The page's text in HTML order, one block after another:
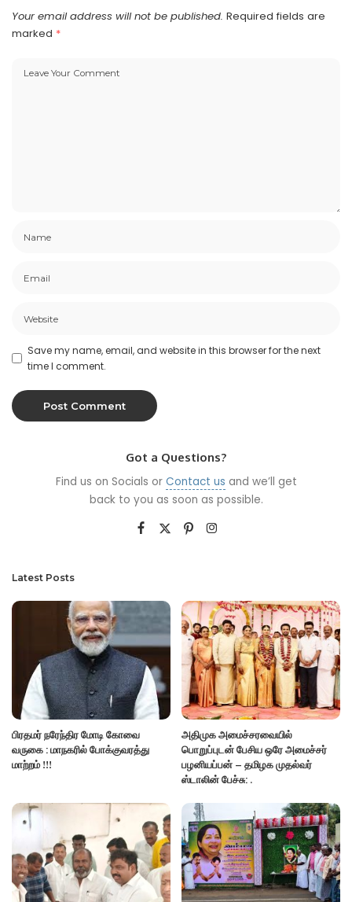
Your email address will not be published. Required fields are
marked *
Save my name, email, and website in this browser for the next
time I comment.
Got a Questions?
Find us on Socials or Contact us and we’ll get
back to you as soon as possible.
Latest Posts
பிரதமர் நரேந்திர மோடி கோவை
வருகை : மாநகரில் போக்குவரத்து
மாற்றம் !!!
அதிமுக அமைச்சரவையில்
பொறுப்புடன் பேசிய ஒரே அமைச்சர்
பழனியப்பன் – தமிழக முதல்வர்
ஸ்டாலின் பேச்சு: .